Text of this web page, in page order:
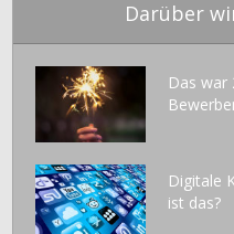
Darüber
Das war
Digitale
ist das?